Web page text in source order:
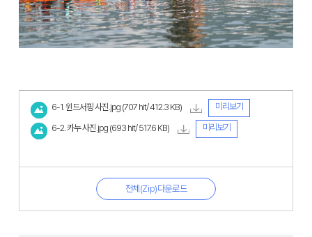
6-1. 윈드서핑 사진.jpg (707 hit/ 412.3 KB) 미리보기
6-2. 카누 사진.jpg (693 hit/ 517.6 KB) 미리보기
전체(Zip)다운로드